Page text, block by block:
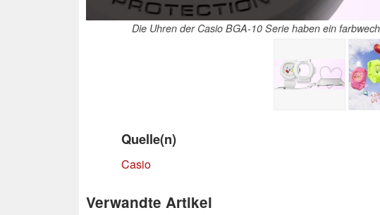
Die Uhren der Casio BGA-10 Serie haben ein
Quelle(n)
Casio
Verwandte Artikel